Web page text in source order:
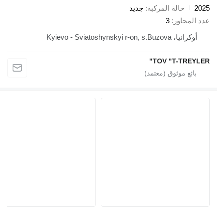
2025 حالة المركبة جديد
عدد المحاور
3
أوكرانيا، Kyievo - Sviatoshynskyi r-on, s.Buzova
TOV "T-TREYLER"